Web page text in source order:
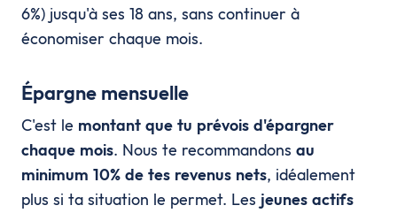
6%) jusqu'à ses 18 ans, sans continuer à
économiser chaque mois.
Épargne mensuelle
C'est le montant que tu prévois d'épargner
chaque mois. Nous te recommandons au
minimum 10% de tes revenus nets, idéalement
plus si ta situation le permet. Les jeunes actifs